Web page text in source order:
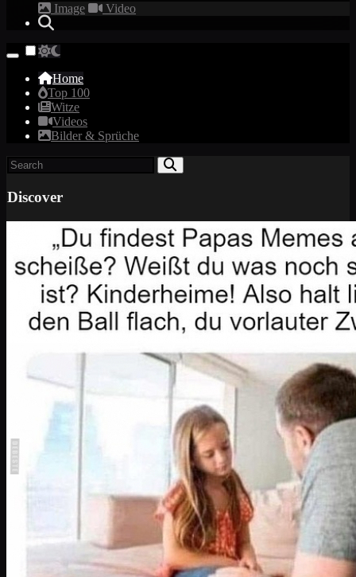
Image Video
Home
Top 100
Witze
Videos
Bilder & Sprüche
Discover